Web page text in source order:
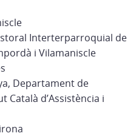
Interterparroquial de
i Vilamaniscle
Departament de
Català d’Assistència i